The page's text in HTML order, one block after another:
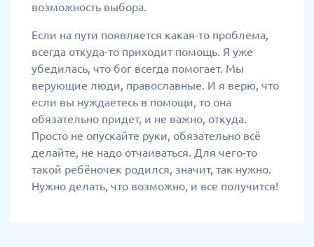
возможность выбора.
Если на пути появляется какая-то проблема,
всегда откуда-то приходит помощь. Я уже
убедилась, что бог всегда помогает. Мы
верующие люди, православные. И я верю, что
если вы нуждаетесь в помощи, то она
обязательно придет, и не важно, откуда.
Просто не опускайте руки, обязательно всё
делайте, не надо отчаиваться. Для чего-то
такой ребёночек родился, значит, так нужно.
Нужно делать, что возможно, и все получится!